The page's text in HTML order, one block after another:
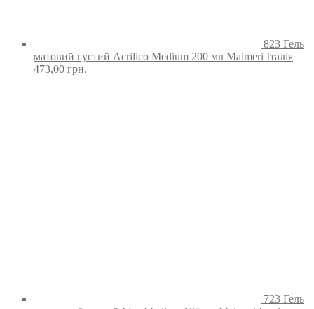
823 Гель
матовий густий Acrilico Medium 200 мл Maimeri Італія
473,00 грн.
723 Гель